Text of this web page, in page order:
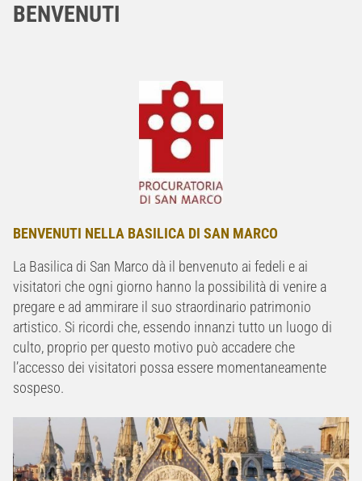
BENVENUTI
BENVENUTI NELLA BASILICA DI SAN MARCO
La Basilica di San Marco dà il benvenuto ai fedeli e ai
visitatori che ogni giorno hanno la possibilità di venire a
pregare e ad ammirare il suo straordinario patrimonio
artistico. Si ricordi che, essendo innanzi tutto un luogo di
culto, proprio per questo motivo può accadere che
l’accesso dei visitatori possa essere momentaneamente
sospeso.